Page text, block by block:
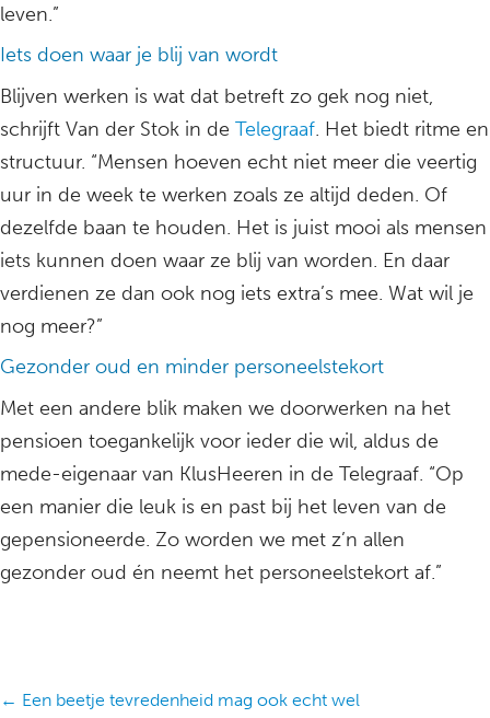
leven.”
Iets doen waar je blij van wordt
Blijven werken is wat dat betreft zo gek nog niet,
schrijft Van der Stok in de Telegraaf. Het biedt ritme en
structuur. “Mensen hoeven echt niet meer die veertig
uur in de week te werken zoals ze altijd deden. Of
dezelfde baan te houden. Het is juist mooi als mensen
iets kunnen doen waar ze blij van worden. En daar
verdienen ze dan ook nog iets extra’s mee. Wat wil je
nog meer?”
Gezonder oud en minder personeelstekort
Met een andere blik maken we doorwerken na het
pensioen toegankelijk voor ieder die wil, aldus de
mede-eigenaar van KlusHeeren in de Telegraaf. “Op
een manier die leuk is en past bij het leven van de
gepensioneerde. Zo worden we met z’n allen
gezonder oud én neemt het personeelstekort af.”
Posts
← Een beetje tevredenheid mag ook echt wel